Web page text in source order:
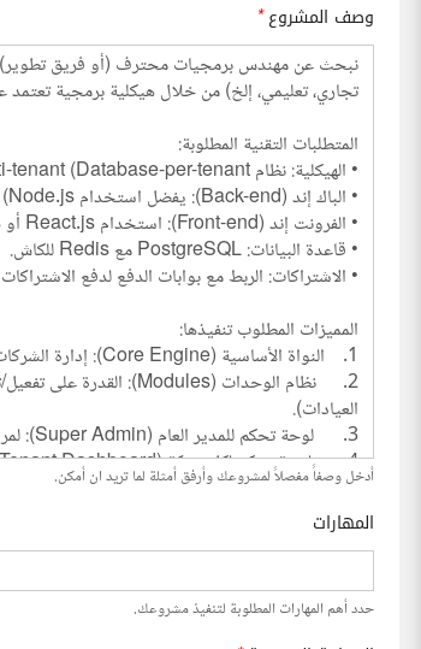
وصف المشروع*
أدخل وصفاً مفصلاً لمشروعك وأرفق أمثلة لما تريد ان أمكن.
المهارات
حدد أهم المهارات المطلوبة لتنفيذ مشروعك.